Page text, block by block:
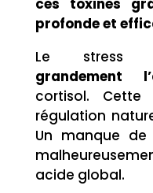
profonde et
Le stress
grandement
cortisol. Cette
régulation
Un manque de
acide global.